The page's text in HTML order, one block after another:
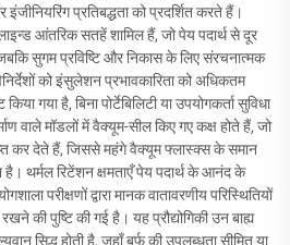
प्रतिबद्धता को प्रदर्शित करते हैं।
आंतरिक सतहें शामिल हैं, जो पेय पदार्थ से दूर
जबकि सुगम प्रविष्टि और निकास के लिए संरचनात्मक
को इंसुलेशन प्रभावकारिता को अधिकतम
गया है, बिना पोर्टेबिलिटी या उपयोगकर्ता सुविधा
वाले मॉडलों में वैक्यूम-सील किए गए कक्ष होते हैं, जो
कर देते हैं, जिससे महंगे वैक्यूम फ्लास्क्स के समान
है। थर्मल रिटेंशन क्षमताएँ पेय पदार्थ के आनंद के
परीक्षणों द्वारा मानक वातावरणीय परिस्थितियों
की पुष्टि की गई है। यह प्रौद्योगिकी उन बाह्य
सिद्ध होती है, जहाँ बर्फ की उपलब्धता सीमित या